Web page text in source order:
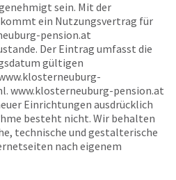
sein. Mit der
ein Nutzungsvertrag für
pension.at
Der Eintrag umfasst die
gültigen
www.klosterneuburg-pension.at
Einrichtungen ausdrücklich
besteht nicht. Wir behalten
technische und gestalterische
nach eigenem